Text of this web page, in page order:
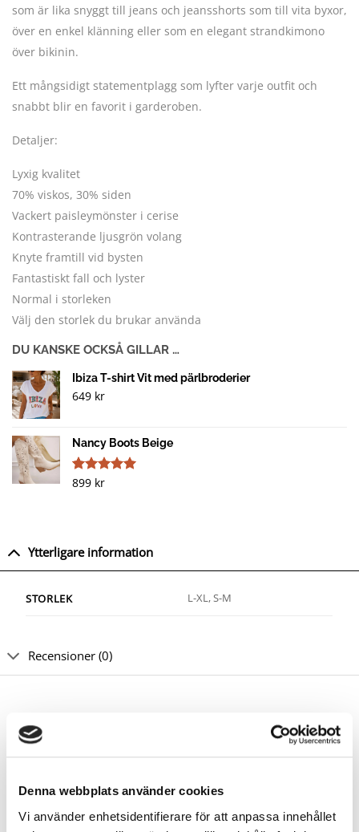
Denna webbplats använder cookies
Vi använder enhetsidentifierare för att anpassa innehållet
som är lika snyggt till jeans och jeansshorts som till vita byxor,
över en enkel klänning eller som en elegant strandkimono
över bikinin.
Ett mångsidigt statementplagg som lyfter varje outfit och
snabbt blir en favorit i garderoben.
Detaljer:
Lyxig kvalitet
70% viskos, 30% siden
Vackert paisleymönster i cerise
Kontrasterande ljusgrön volang
Knyte framtill vid bysten
Fantastiskt fall och lyster
Normal i storleken
Välj den storlek du brukar använda
DU KANSKE OCKSÅ GILLAR …
Ibiza T-shirt Vit med pärlbroderier
649 kr
Nancy Boots Beige
Betygsatt
1
899 kr
Ytterligare information
STORLEK L-XL, S-M
Recensioner (0)
RELATERADE PRODUKTER